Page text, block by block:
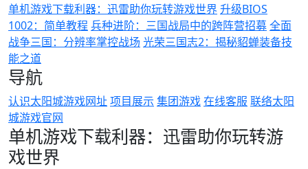
单机游戏下载利器：迅雷助你玩转游戏世界 升级BIOS
1002：简单教程 兵种进阶：三国战局中的跨阵营招募全面
战争三国：分辨率掌控战场 光荣三国志2：揭秘貂蝉装备技
能之道
导航
认识太阳城游戏网址项目展示 集团游戏在线客服 联络太阳
城游戏官网
单机游戏下载利器：迅雷助你玩转游
戏世界